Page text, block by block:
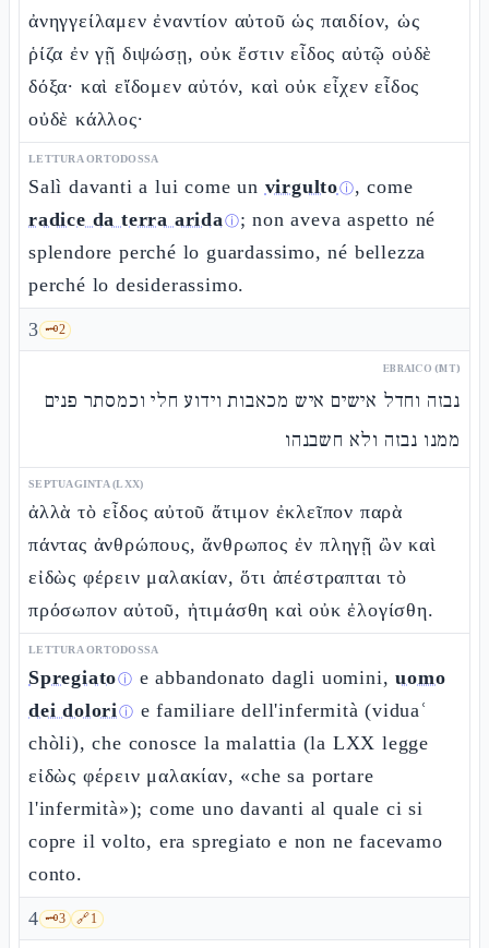
ἀνηγγείλαμεν ἐναντίον αὐτοῦ ὡς παιδίον, ὡς
ῥίζα ἐν γῇ διψώσῃ, οὐκ ἔστιν εἶδος αὐτῷ οὐδὲ
δόξα· καὶ εἴδομεν αὐτόν, καὶ οὐκ εἶχεν εἶδος
οὐδὲ κάλλος·
LETTURA ORTODOSSA
Salì davanti a lui come un virgultoⓘ, come
radice da terra aridaⓘ; non aveva aspetto né
splendore perché lo guardassimo, né bellezza
perché lo desiderassimo.
3 🗝️2
EBRAICO (MT)
נבזה וחדל אישים איש מכאבות וידוע חלי וכמסתר פנים
ממנו נבזה ולא חשבנהו
SEPTUAGINTA (LXX)
ἀλλὰ τὸ εἶδος αὐτοῦ ἄτιμον ἐκλεῖπον παρὰ
πάντας ἀνθρώπους, ἄνθρωπος ἐν πληγῇ ὢν καὶ
εἰδὼς φέρειν μαλακίαν, ὅτι ἀπέστραπται τὸ
πρόσωπον αὐτοῦ, ἠτιμάσθη καὶ οὐκ ἐλογίσθη.
LETTURA ORTODOSSA
Spregiatoⓘ e abbandonato dagli uomini,uomo
dei doloriⓘ e familiare dell'infermità (viduaʿ
chòli), che conosce la malattia (la LXX legge
εἰδὼς φέρειν μαλακίαν, «che sa portare
l'infermità»); come uno davanti al quale ci si
copre il volto, era spregiato e non ne facevamo
conto.
4 🗝️3 🔗1